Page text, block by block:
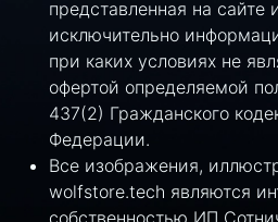
представленная на сайте
исключительно
при каких условиях не
офертой определяемой
437(2) Гражданского
Федерации.
Все изображения,
wolfstore.tech являются